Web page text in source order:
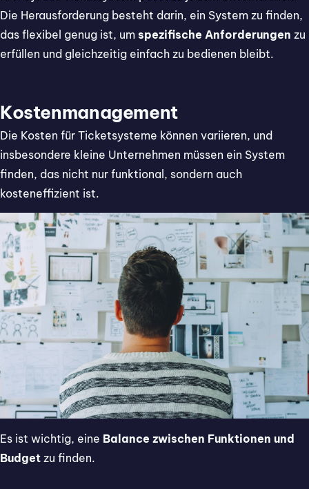
Die Herausforderung besteht darin, ein System zu finden,
das flexibel genug ist, um spezifische Anforderungen zu
erfüllen und gleichzeitig einfach zu bedienen bleibt.
Kostenmanagement
Die Kosten für Ticketsysteme können variieren, und
insbesondere kleine Unternehmen müssen ein System
finden, das nicht nur funktional, sondern auch
kosteneffizient ist.
Es ist wichtig, eine Balance zwischen Funktionen und
Budget zu finden.